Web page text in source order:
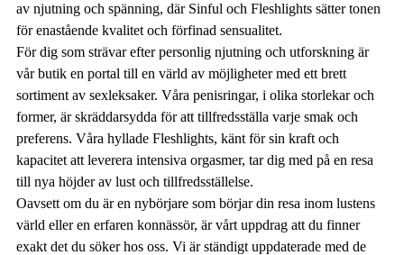
av njutning och spänning, där Sinful och Fleshlights sätter tonen
för enastående kvalitet och förfinad sensualitet.
För dig som strävar efter personlig njutning och utforskning är
vår butik en portal till en värld av möjligheter med ett brett
sortiment av sexleksaker. Våra penisringar, i olika storlekar och
former, är skräddarsydda för att tillfredsställa varje smak och
preferens. Våra hyllade Fleshlights, känt för sin kraft och
kapacitet att leverera intensiva orgasmer, tar dig med på en resa
till nya höjder av lust och tillfredsställelse.
Oavsett om du är en nybörjare som börjar din resa inom lustens
värld eller en erfaren konnässör, är vårt uppdrag att du finner
exakt det du söker hos oss. Vi är ständigt uppdaterade med de